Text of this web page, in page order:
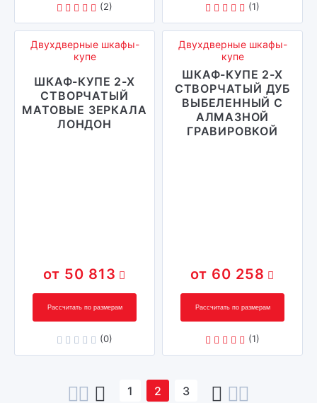
(2) (1)
Двухдверные шкафы-
купе
ШКАФ-КУПЕ 2-Х
СТВОРЧАТЫЙ
МАТОВЫЕ ЗЕРКАЛА
ЛОНДОН
50 813
Рассчитать по размерам
(0)
Двухдверные шкафы-
купе
ШКАФ-КУПЕ 2-Х
СТВОРЧАТЫЙ ДУБ
ВЫБЕЛЕННЫЙ С
АЛМАЗНОЙ
ГРАВИРОВКОЙ
60 258
Рассчитать по размерам
(1)
1 2 3